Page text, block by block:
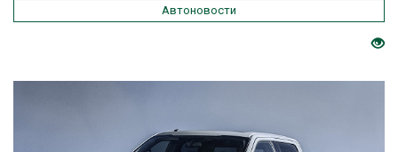
Автоновости